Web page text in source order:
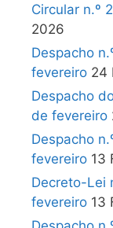
Circular n.º
2026
Despacho
fevereiro 24
Despacho
de fevereiro
Despacho
fevereiro 13
Decreto-Lei
fevereiro 13